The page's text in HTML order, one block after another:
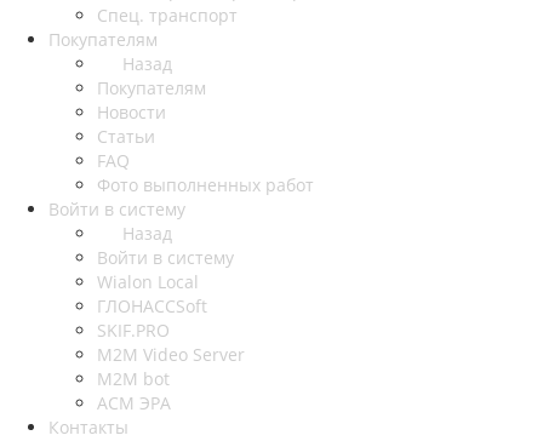
Спец. транспорт
Покупателям
Назад
Покупателям
Новости
Статьи
FAQ
Фото выполненных работ
Войти в систему
Назад
Войти в систему
Wialon Local
ГЛОНАССSoft
SKIF.PRO
M2M Video Server
М2М bot
АСМ ЭРА
Контакты